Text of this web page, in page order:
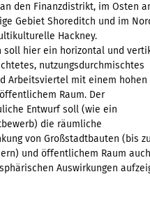
den Finanzdistrikt, im Osten
Gebiet Shoreditch und im
Hackney.
soll hier ein horizontal und
nutzungsdurchmischtes
Arbeitsviertel mit einem hohen
Raum. Der
Entwurf soll (wie ein
die räumliche
von Großstadtbauten (bis zu
und öffentlichem Raum
Auswirkungen